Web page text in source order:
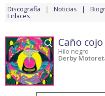
Discografía Noticias
Enlaces
Caño cojo
Hilo negro
Derby